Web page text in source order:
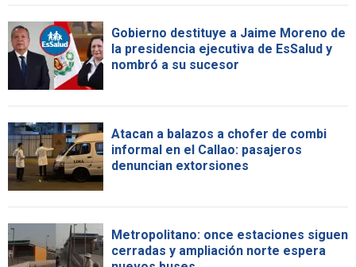
Gobierno destituye a Jaime Moreno de
la presidencia ejecutiva de EsSalud y
nombró a su sucesor
Atacan a balazos a chofer de combi
informal en el Callao: pasajeros
denuncian extorsiones
Metropolitano: once estaciones siguen
cerradas y ampliación norte espera